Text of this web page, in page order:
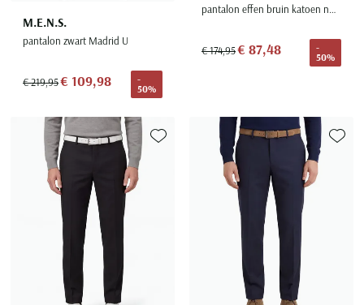
M.E.N.S.
pantalon zwart Madrid U
€ 219,95€ 109,98
-
50%
pantalon effen bruin katoen normale fit
€ 174,95€ 87,48
-
50%
Toevoegen aan favorieten